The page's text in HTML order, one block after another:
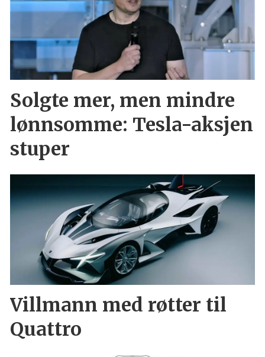
Solgte mer, men mindre
lønnsomme: Tesla-aksjen
stuper
Villmann med røtter til
Quattro